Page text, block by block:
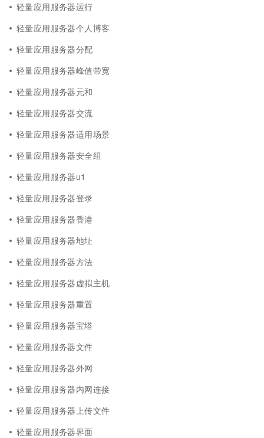
轻量应用服务器运行
轻量应用服务器个人博客
轻量应用服务器分配
轻量应用服务器峰值带宽
轻量应用服务器元和
轻量应用服务器交流
轻量应用服务器适用场景
轻量应用服务器安全组
轻量应用服务器u1
轻量应用服务器登录
轻量应用服务器香港
轻量应用服务器地址
轻量应用服务器方法
轻量应用服务器虚拟主机
轻量应用服务器重置
轻量应用服务器宝塔
轻量应用服务器文件
轻量应用服务器外网
轻量应用服务器内网连接
轻量应用服务器上传文件
轻量应用服务器界面